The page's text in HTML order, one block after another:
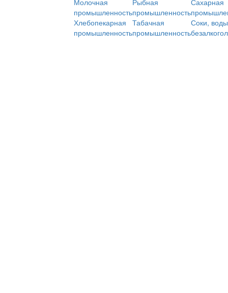
Молочная
промышленность
Рыбная
промышленность
Сахарная
Хлебопекарная
промышленность
Табачная
промышленность
Соки,